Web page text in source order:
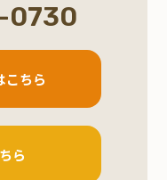
0730
こちら
ら